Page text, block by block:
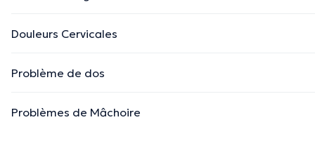
Douleurs Cervicales
Problème de dos
Problèmes de Mâchoire